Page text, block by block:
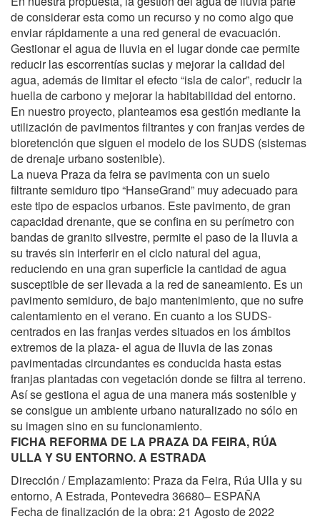
de considerar esta como un recurso y no como algo que
enviar rápidamente a una red general de evacuación.
Gestionar el agua de lluvia en el lugar donde cae permite
reducir las escorrentías sucias y mejorar la calidad del
agua, además de limitar el efecto “isla de calor”, reducir la
huella de carbono y mejorar la habitabilidad del entorno.
En nuestro proyecto, planteamos esa gestión mediante la
utilización de pavimentos filtrantes y con franjas verdes de
bioretención que siguen el modelo de los SUDS (sistemas
de drenaje urbano sostenible).
La nueva Praza da feira se pavimenta con un suelo
filtrante semiduro tipo “HanseGrand” muy adecuado para
este tipo de espacios urbanos. Este pavimento, de gran
capacidad drenante, que se confina en su perímetro con
bandas de granito silvestre, permite el paso de la lluvia a
su través sin interferir en el ciclo natural del agua,
reduciendo en una gran superficie la cantidad de agua
susceptible de ser llevada a la red de saneamiento. Es un
pavimento semiduro, de bajo mantenimiento, que no sufre
calentamiento en el verano. En cuanto a los SUDS-
centrados en las franjas verdes situados en los ámbitos
extremos de la plaza- el agua de lluvia de las zonas
pavimentadas circundantes es conducida hasta estas
franjas plantadas con vegetación donde se filtra al terreno.
Así se gestiona el agua de una manera más sostenible y
se consigue un ambiente urbano naturalizado no sólo en
su imagen sino en su funcionamiento.
FICHA REFORMA DE LA PRAZA DA FEIRA, RÚA
ULLA Y SU ENTORNO. A ESTRADA
Dirección / Emplazamiento: Praza da Feira, Rúa Ulla y su
entorno, A Estrada, Pontevedra 36680– ESPAÑA
Fecha de finalización de la obra: 21 Agosto de 2022